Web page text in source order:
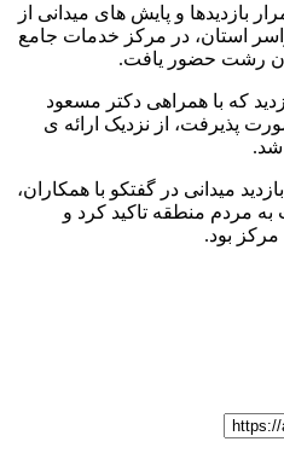
بازدیدها و پایش های میدانی از
استان، در مرکز خدمات جامع
رشت حضور یافت.
که با همراهی دکتر مسعود
پذیرفت، از نزدیک ارائه ی
شد.
میدانی در گفتکو با همکاران،
مردم منطقه تاکید کرد و
بود.